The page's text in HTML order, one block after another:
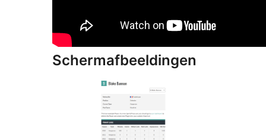
Schermafbeeldingen